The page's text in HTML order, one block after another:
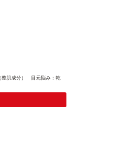
整肌成分） 目元悩み：乾